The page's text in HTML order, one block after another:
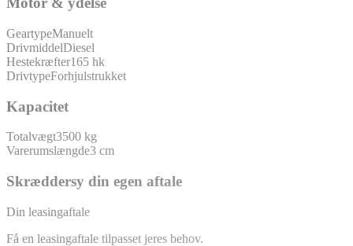
GeartypeManuelt
DrivmiddelDiesel
Hestekræfter165 hk
DrivtypeForhjulstrukket
Kapacitet
Totalvægt3500 kg
Varerumslængde3 cm
Skræddersy din egen aftale
Din leasingaftale
Få en leasingaftale tilpasset jeres behov.